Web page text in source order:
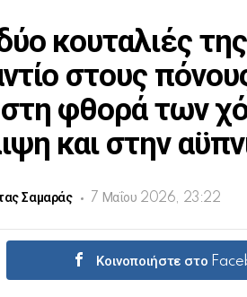
κουταλιές
στους
φθορά των
και στην
Σαμαράς 7 Μαΐου 2026, 23:22
Κοινοποιήστε στο